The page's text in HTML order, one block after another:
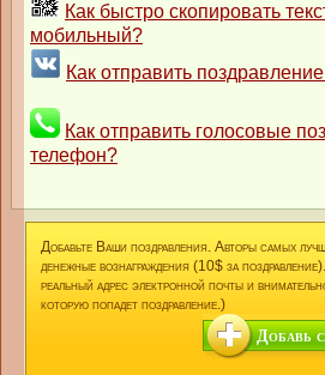
Как быстро скопировать
мобильный?
Как отправить
Как отправить голосовые
телефон?
Добавьте Ваши поздравления. Авторы самых
денежные вознаграждения (10$ за
реальный адрес электронной почты и
которую попадет поздравление.)
Добавь